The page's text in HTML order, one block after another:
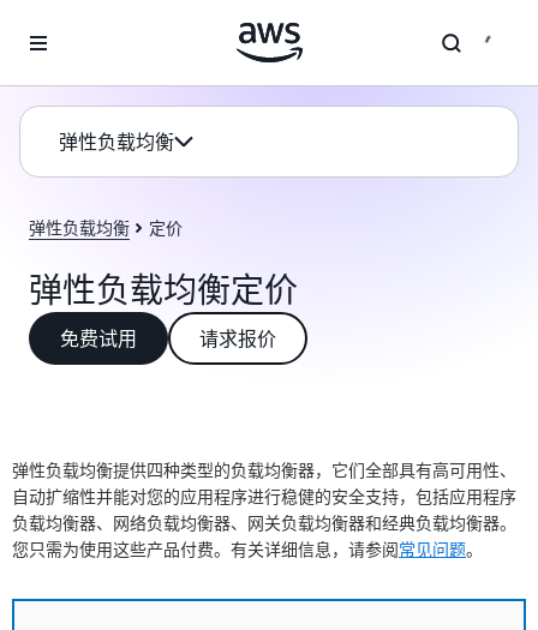
弹性负载均衡
弹性负载均衡 定价
弹性负载均衡定价
免费试用 请求报价
弹性负载均衡提供四种类型的负载均衡器，它们全部具有高可用性、
自动扩缩性并能对您的应用程序进行稳健的安全支持，包括应用程序
负载均衡器、网络负载均衡器、网关负载均衡器和经典负载均衡器。
您只需为使用这些产品付费。有关详细信息，请参阅常见问题。